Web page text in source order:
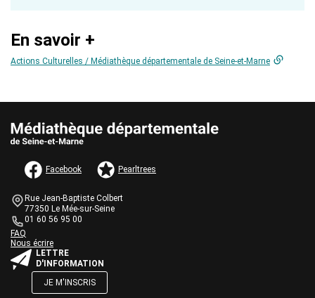
En savoir +
Actions Culturelles / Médiathèque départementale de Seine-et-Marne
AUTRES INFORMATIONS ET MENTIONS LÉGALES
Facebook Pearltrees
Bloc
de
texte
Informations de contact
Rue Jean-Baptiste Colbert
77350 Le Mée-sur-Seine
01 60 56 95 00
Bloc
de
texte
Une question ?
FAQ
Nous écrire
Bloc
de
LETTRE
D'INFORMATION
JE M'INSCRIS